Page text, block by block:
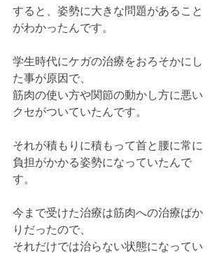
すると、姿勢に大きな問題があること
がわかったんです。
学生時代にケガの治療をおろそかにし
た事が原因で、
筋肉の使い方や関節の動かし方に悪い
クセがついていたんです。
それが積もりに積もって首と腰に常に
負担がかかる姿勢になっていたんで
す。
今まで受けた治療は筋肉への治療ばか
りだったので、
それだけでは治らない状態になってい